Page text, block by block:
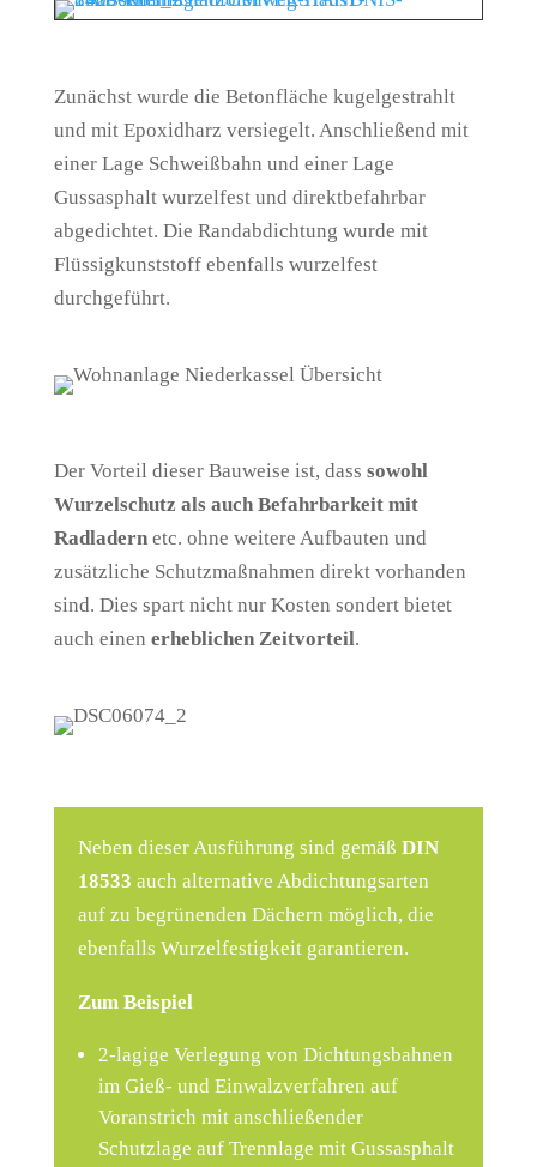
Zunächst wurde die Betonfläche kugelgestrahlt
und mit Epoxidharz versiegelt. Anschließend mit
einer Lage Schweißbahn und einer Lage
Gussasphalt wurzelfest und direktbefahrbar
abgedichtet. Die Randabdichtung wurde mit
Flüssigkunststoff ebenfalls wurzelfest
durchgeführt.
Der Vorteil dieser Bauweise ist, dass sowohl
Wurzelschutz als auch Befahrbarkeit mit
Radladernetc. ohne weitere Aufbauten und
zusätzliche Schutzmaßnahmen direkt vorhanden
sind. Dies spart nicht nur Kosten sondert bietet
auch einen erheblichen Zeitvorteil.
Neben dieser Ausführung sind gemäß DIN
18533 auch alternative Abdichtungsarten
auf zu begrünenden Dächern möglich, die
ebenfalls Wurzelfestigkeit garantieren.
Zum Beispiel
2-lagige Verlegung von Dichtungsbahnen
im Gieß- und Einwalzverfahren auf
Voranstrich mit anschließender
Schutzlage auf Trennlage mit Gussasphalt